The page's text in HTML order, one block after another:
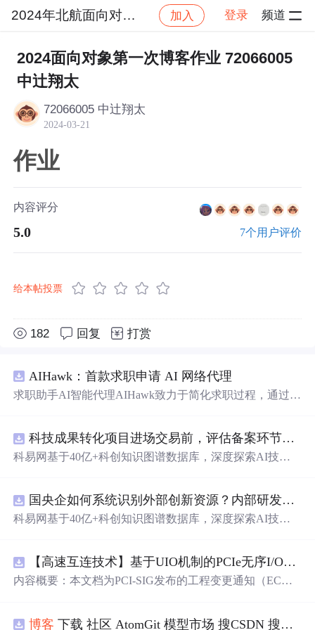
2024年北航面向对象设计与构造 加入 登录 频道
社区 2024年北航面向对象设计与构造 作业提交
2024面向对象第一次博客作业 72066005
中辻翔太
72066005 中辻翔太
2024-03-21
作业
内容评分
5.0 7个用户评价
给本帖投票
182 回复 打赏
AIHawk：首款求职申请 AI 网络代理
求职助手AI智能代理AIHawk致力于简化求职过程，通过自
科技成果转化项目进场交易前，评估备案环节需要准备哪些材料？.docx
科易网基于40亿+科创知识图谱数据库，深度探索AI技术
新领域的AI+数智化解决方案，推动科技创新与产业创新
智能化发展。
国央企如何系统识别外部创新资源？内部研发体系完善，但对外部高校、
科易网基于40亿+科创知识图谱数据库，深度探索AI技术
新领域的AI+数智化解决方案，推动科技创新与产业创新
智能化发展。
【高速互连技术】基于UIO机制的PCIe无序I/O扩展：多路径架构下内存请求的高性能传输与排序控制方案设计
内容概要：本文档为PCI-SIG发布的工程变更通知（EC
规则对多路径拓扑和高性能IO系统的限制。UIO基于Flit模
博客 下载 社区 AtomGit 模型市场 搜CSDN 搜索 AI 搜索 会员